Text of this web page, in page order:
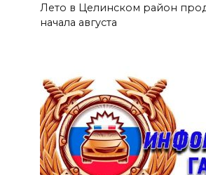
Лето в Целинском район
начала августа